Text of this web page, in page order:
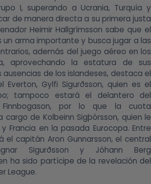
I, superando a Ucrania, Turquía y
de manera directa a su primera justa
Heimir Hallgrímsson sabe que el
un arma importante y busca jugar a las
además del juego aéreo en los
aprovechando la estatura de sus
ausencias de los islandeses, destaca el
Everton, Gylfi Sigurðsson, quien es el
tampoco estará el delantero del
Finnbogason, por lo que la cuota
de Kolbeinn Sigþórsson, quien le
Francia en la pasada Eurocopa. Entre
el capitán Aron Gunnarsson, el central
Sigurðsson y Jóhann Berg
ha sido partícipe de la revelación del
League.